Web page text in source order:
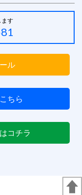
ます
ル
ちら
コチラ